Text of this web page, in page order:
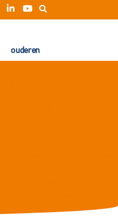
ouderen